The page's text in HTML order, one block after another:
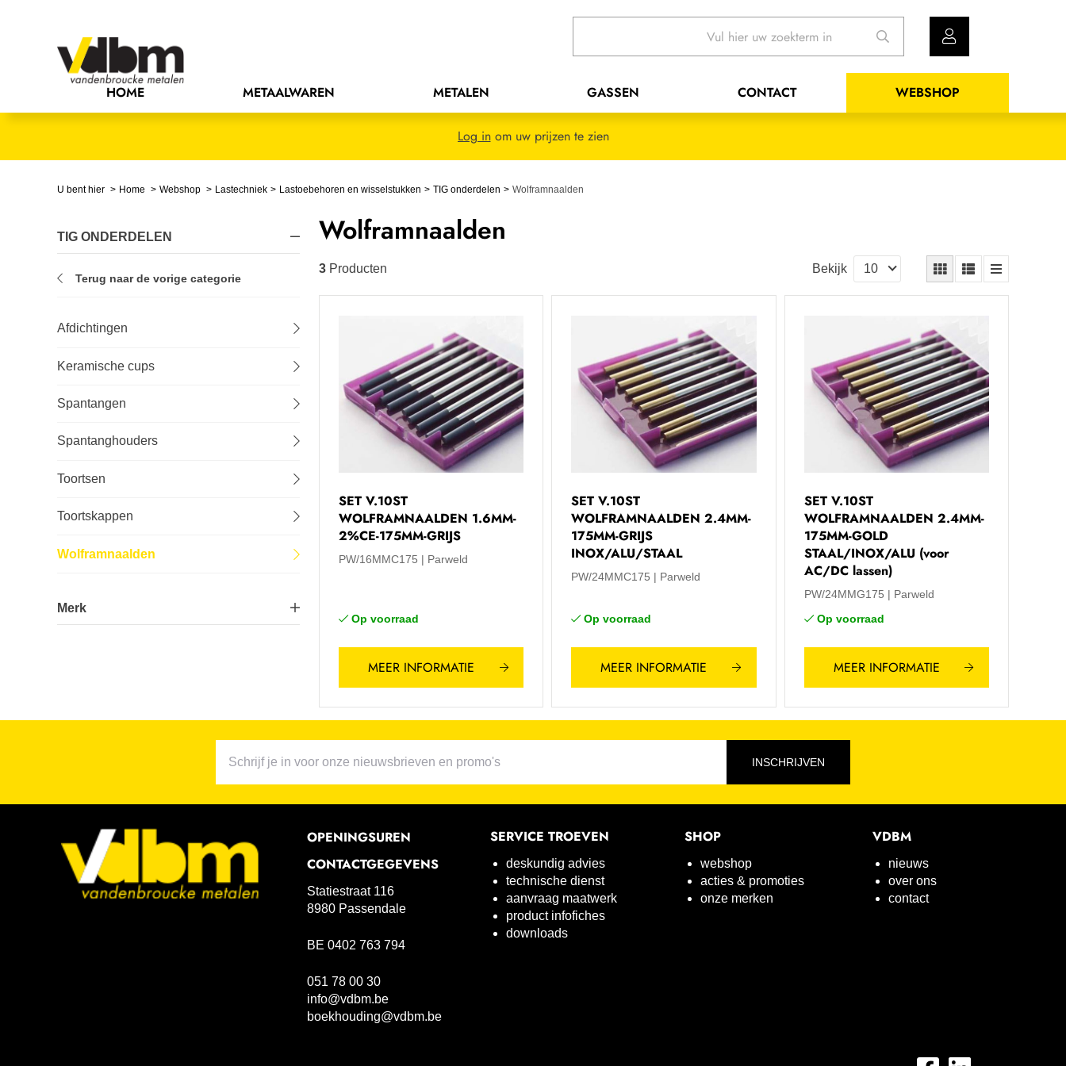
HOME METAALWAREN METALEN GASSEN CONTACT WEBSHOP
Bevestigingsmaterialen
Elektrische componenten
Tuin-, stal- en weideinrichting
Log inom uw prijzen te zien
U bent hier Home Webshop Lastechniek Lastoebehoren en wisselstukken TIG onderdelen Wolframnaalden
TIG ONDERDELEN
Terug naar de vorige categorie
Afdichtingen
Keramische cups
Spantangen
Spantanghouders
Toortsen
Toortskappen
Wolframnaalden
Merk
Wolframnaalden
3 Producten Bekijk
SET V.10ST
WOLFRAMNAALDEN 1.6MM-
2%CE-175MM-GRIJS
PW/16MMC175 Parweld
Op voorraad
MEER INFORMATIE
SET V.10ST
WOLFRAMNAALDEN 2.4MM-
175MM-GRIJS
INOX/ALU/STAAL
PW/24MMC175 Parweld
Op voorraad
MEER INFORMATIE
SET V.10ST
WOLFRAMNAALDEN 2.4MM-
175MM-GOLD
STAAL/INOX/ALU (voor
AC/DC lassen)
PW/24MMG175
Parweld
Op voorraad
MEER INFORMATIE
INSCHRIJVEN
OPENINGSUREN
CONTACTGEGEVENS
Statiestraat 116
8980 Passendale
BE 0402 763 794
051 78 00 30
info@vdbm.be
boekhouding@vdbm.be
SERVICE TROEVEN
deskundig advies
technische dienst
aanvraag maatwerk
product infofiches
downloads
SHOP
webshop
acties & promoties
onze merken
VDBM
nieuws
over ons
contact